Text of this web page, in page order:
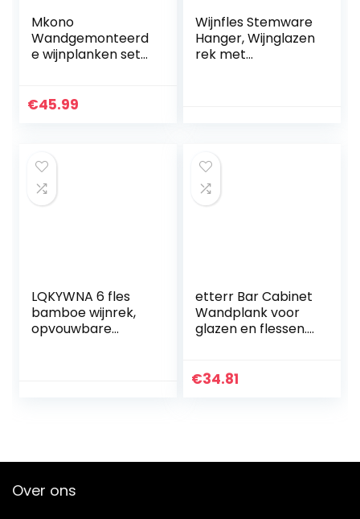
Mkono
Wandgemonteerd
e wijnplanken set
glas drijvende
foto’s display
opslag houder
voor keuken
€45.99
Wijnfles Stemware
Hanger, Wijnglazen
rek met
(Zwart)
LQKYWNA 6 fles
bamboe wijnrek,
opvouwbare
etterr Bar Cabinet
Wandplank voor
glazen en flessen.
€34.81
Over ons